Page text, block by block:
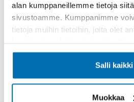
alan kumppaneillemme tietoja
sivustoamme. Kumppanimme
tietoja muihin tietoihin, joita olet
Salli kaikki
Muokkaa
Suurempi viimeinen erä (€)